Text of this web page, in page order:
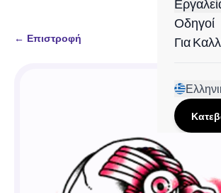
Οδηγοί
Για
← Επιστροφή